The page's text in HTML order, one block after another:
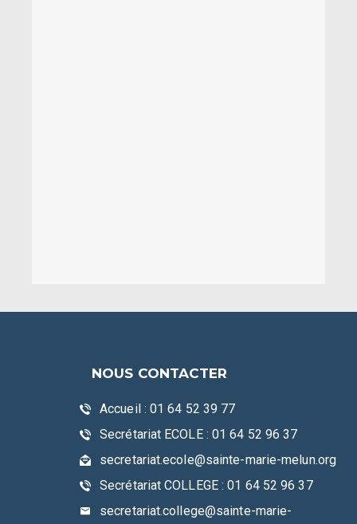
NOUS CONTACTER
Accueil : 01 64 52 39 77
Secrétariat ECOLE : 01 64 52 96 37
secretariat.ecole@sainte-marie-melun.org
Secrétariat COLLEGE : 01 64 52 96 37
secretariat.college@sainte-marie-